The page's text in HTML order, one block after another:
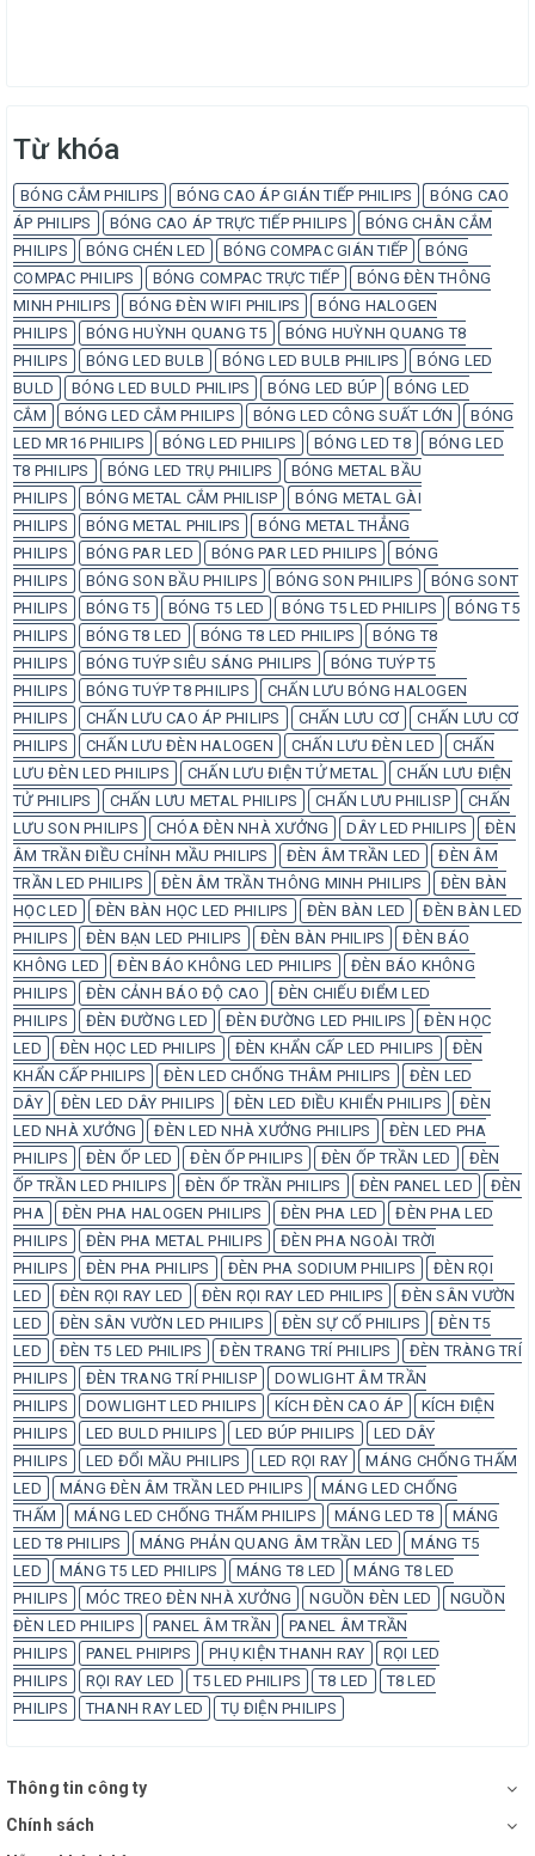
Từ khóa
BÓNG CẮM PHILIPS BÓNG CAO ÁP GIÁN TIẾP PHILIPS
BÓNG CAO
ÁP PHILIPS
BÓNG CAO ÁP TRỰC TIẾP PHILIPS
BÓNG CHÂN CẮM
PHILIPS
BÓNG CHÉN LED BÓNG COMPAC GIÁN TIẾP
BÓNG
COMPAC PHILIPS
BÓNG COMPAC TRỰC TIẾP
BÓNG ĐÈN THÔNG
MINH PHILIPS
BÓNG ĐÈN WIFI PHILIPS
BÓNG HALOGEN
PHILIPS
BÓNG HUỲNH QUANG T5
BÓNG HUỲNH QUANG T8
PHILIPS
BÓNG LED BULB BÓNG LED BULB PHILIPS
BÓNG LED
BULD
BÓNG LED BULD PHILIPS BÓNG LED BÚP
BÓNG LED
CẮM
BÓNG LED CẮM PHILIPS BÓNG LED CÔNG SUẤT LỚN
BÓNG
LED MR16 PHILIPS
BÓNG LED PHILIPS BÓNG LED T8
BÓNG LED
T8 PHILIPS
BÓNG LED TRỤ PHILIPS
BÓNG METAL BẦU
PHILIPS
BÓNG METAL CẮM PHILISP
BÓNG METAL GÀI
PHILIPS
BÓNG METAL PHILIPS
BÓNG METAL THẲNG
PHILIPS
BÓNG PAR LED BÓNG PAR LED PHILIPS
BÓNG
PHILIPS
BÓNG SON BẦU PHILIPS BÓNG SON PHILIPS
BÓNG SONT
PHILIPS
BÓNG T5 BÓNG T5 LED BÓNG T5 LED PHILIPS
BÓNG T5
PHILIPS
BÓNG T8 LED BÓNG T8 LED PHILIPS
BÓNG T8
PHILIPS
BÓNG TUÝP SIÊU SÁNG PHILIPS
BÓNG TUÝP T5
PHILIPS
BÓNG TUÝP T8 PHILIPS
CHẤN LƯU BÓNG HALOGEN
PHILIPS
CHẤN LƯU CAO ÁP PHILIPS CHẤN LƯU CƠ
CHẤN LƯU CƠ
PHILIPS
CHẤN LƯU ĐÈN HALOGEN CHẤN LƯU ĐÈN LED
CHẤN
LƯU ĐÈN LED PHILIPS
CHẤN LƯU ĐIỆN TỬ METAL
CHẤN LƯU ĐIỆN
TỬ PHILIPS
CHẤN LƯU METAL PHILIPS CHẤN LƯU PHILISP
CHẤN
LƯU SON PHILIPS
CHÓA ĐÈN NHÀ XƯỞNG DÂY LED PHILIPS
ĐÈN
ÂM TRẦN ĐIỀU CHỈNH MẦU PHILIPS
ĐÈN ÂM TRẦN LED
ĐÈN ÂM
TRẦN LED PHILIPS
ĐÈN ÂM TRẦN THÔNG MINH PHILIPS
ĐÈN BÀN
HỌC LED
ĐÈN BÀN HỌC LED PHILIPS ĐÈN BÀN LED
ĐÈN BÀN LED
PHILIPS
ĐÈN BẠN LED PHILIPS ĐÈN BÀN PHILIPS
ĐÈN BÁO
KHÔNG LED
ĐÈN BÁO KHÔNG LED PHILIPS
ĐÈN BÁO KHÔNG
PHILIPS
ĐÈN CẢNH BÁO ĐỘ CAO
ĐÈN CHIẾU ĐIỂM LED
PHILIPS
ĐÈN ĐƯỜNG LED ĐÈN ĐƯỜNG LED PHILIPS
ĐÈN HỌC
LED
ĐÈN HỌC LED PHILIPS ĐÈN KHẨN CẤP LED PHILIPS
ĐÈN
KHẨN CẤP PHILIPS
ĐÈN LED CHỐNG THÂM PHILIPS
ĐÈN LED
DÂY
ĐÈN LED DÂY PHILIPS ĐÈN LED ĐIỀU KHIỂN PHILIPS
ĐÈN
LED NHÀ XƯỞNG
ĐÈN LED NHÀ XƯỞNG PHILIPS
ĐÈN LED PHA
PHILIPS
ĐÈN ỐP LED ĐÈN ỐP PHILIPS ĐÈN ỐP TRẦN LED
ĐÈN
ỐP TRẦN LED PHILIPS
ĐÈN ỐP TRẦN PHILIPS ĐÈN PANEL LED
ĐÈN
PHA
ĐÈN PHA HALOGEN PHILIPS ĐÈN PHA LED
ĐÈN PHA LED
PHILIPS
ĐÈN PHA METAL PHILIPS
ĐÈN PHA NGOÀI TRỜI
PHILIPS
ĐÈN PHA PHILIPS ĐÈN PHA SODIUM PHILIPS
ĐÈN RỌI
LED
ĐÈN RỌI RAY LED ĐÈN RỌI RAY LED PHILIPS
ĐÈN SÂN VƯỜN
LED
ĐÈN SÂN VƯỜN LED PHILIPS ĐÈN SỰ CỐ PHILIPS
ĐÈN T5
LED
ĐÈN T5 LED PHILIPS ĐÈN TRANG TRÍ PHILIPS
ĐÈN TRÀNG TRÍ
PHILIPS
ĐÈN TRANG TRÍ PHILISP
DOWLIGHT ÂM TRẦN
PHILIPS
DOWLIGHT LED PHILIPS KÍCH ĐÈN CAO ÁP
KÍCH ĐIỆN
PHILIPS
LED BULD PHILIPS LED BÚP PHILIPS
LED DÂY
PHILIPS
LED ĐỔI MẦU PHILIPS LED RỌI RAY
MÁNG CHỐNG THẤM
LED
MÁNG ĐÈN ÂM TRẦN LED PHILIPS
MÁNG LED CHỐNG
THẤM
MÁNG LED CHỐNG THẤM PHILIPS MÁNG LED T8
MÁNG
LED T8 PHILIPS
MÁNG PHẢN QUANG ÂM TRẦN LED
MÁNG T5
LED
MÁNG T5 LED PHILIPS MÁNG T8 LED
MÁNG T8 LED
PHILIPS
MÓC TREO ĐÈN NHÀ XƯỞNG NGUỒN ĐÈN LED
NGUỒN
ĐÈN LED PHILIPS
PANEL ÂM TRẦN
PANEL ÂM TRẦN
PHILIPS
PANEL PHIPIPS PHỤ KIỆN THANH RAY
RỌI LED
PHILIPS
RỌI RAY LED T5 LED PHILIPS T8 LED
T8 LED
PHILIPS
THANH RAY LED TỤ ĐIỆN PHILIPS
Thông tin công ty
Chính sách